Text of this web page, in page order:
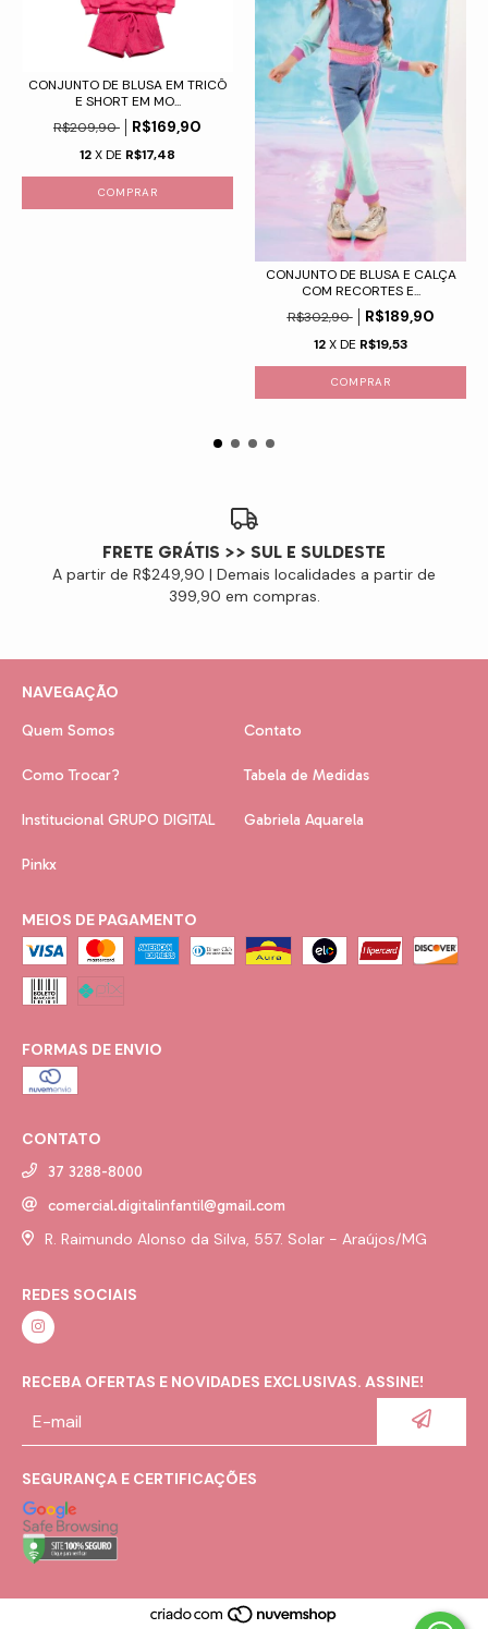
CONJUNTO DE BLUSA EM TRICÔ
E SHORT EM MO...
R$209,90
R$169,90
12X DE R$17,48
COMPRAR
CONJUNTO DE BLUSA E CALÇA
COM RECORTES E...
R$302,90
R$189,90
12 X DE R$19,53
COMPRAR
FRETE GRÁTIS >> SUL E SULDESTE
A partir de R$249,90 | Demais localidades a partir de
399,90 em compras.
NAVEGAÇÃO
Quem Somos Contato
Como Trocar? Tabela de Medidas
Institucional GRUPO DIGITAL Gabriela Aquarela
Pinkx
MEIOS DE PAGAMENTO
FORMAS DE ENVIO
CONTATO
37 3288-8000
comercial.digitalinfantil@gmail.com
R. Raimundo Alonso da Silva, 557. Solar - Araújos/MG
REDES SOCIAIS
RECEBA OFERTAS E NOVIDADES EXCLUSIVAS. ASSINE!
SEGURANÇA E CERTIFICAÇÕES